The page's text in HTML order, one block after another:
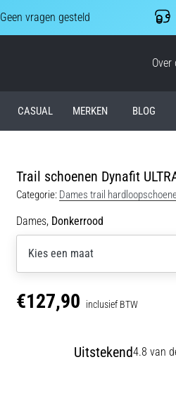
Geen vragen gesteld
Over
CASUAL MERKEN BLOG
Trail schoenen Dynafit
Categorie: Dames trail
Dames, Donkerrood
Kies een maat
€127,90 inclusief BTW
Uitstekend4.8 van